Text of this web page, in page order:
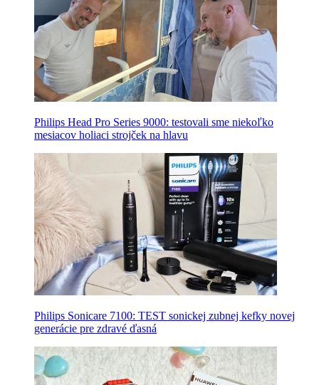
Philips Head Pro Series 9000: testovali sme niekoľko
mesiacov holiaci strojček na hlavu
Philips Sonicare 7100: TEST sonickej zubnej kefky novej
generácie pre zdravé ďasná